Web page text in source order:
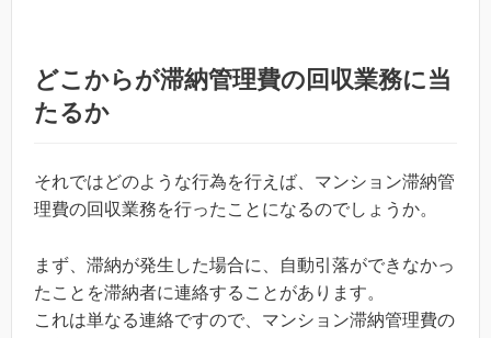
どこからが滞納管理費の回収業務に当
たるか
それではどのような行為を行えば、マンション滞納管
理費の回収業務を行ったことになるのでしょうか。
まず、滞納が発生した場合に、自動引落ができなかっ
たことを滞納者に連絡することがあります。
これは単なる連絡ですので、マンション滞納管理費の